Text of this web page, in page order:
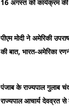
16 अगस्त को कार्यक्रम की
पीएम मोदी ने अमेरिकी
की बात, भारत-अमेरिका
पंजाब के राज्यपाल गुलाब
राज्यपाल आचार्य देवव्रत से